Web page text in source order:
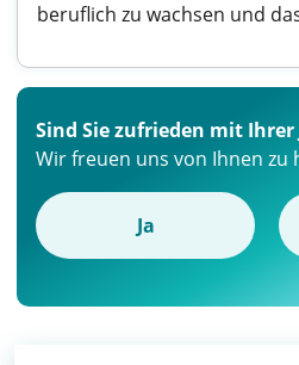
beruflich zu wachsen und
Sind Sie zufrieden mit Ihrer
Wir freuen uns von Ihnen zu
Ja